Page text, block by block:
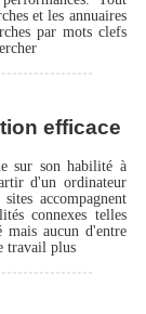
et les annuaires
par mots clefs
efficace
sur son habilité à
d'un ordinateur
accompagnent
connexes telles
aucun d'entre
travail plus